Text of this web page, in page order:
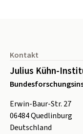
Kontakt
Julius Kühn-
Erwin-Baur-Str. 27
06484Quedlinburg
Deutschland